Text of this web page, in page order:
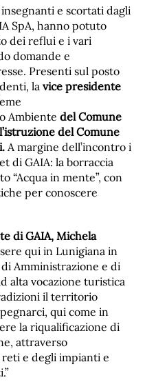
e scortati dagli
SpA, hanno potuto
dei reflui e i vari
domande e
Presenti sul posto
la vice presidente
Ambiente del Comune
del Comune
A margine dell’incontro i
di GAIA: la borraccia
“Acqua in mente”, con
per conoscere
di GAIA, Michela
qui in Lunigiana in
Amministrazione e di
alta vocazione turistica
il territorio
qui come in
la riqualificazione di
attraverso
e degli impianti e